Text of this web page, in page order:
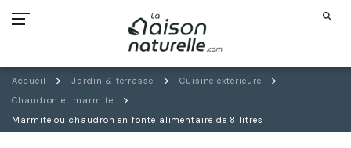
search
Accueil Jardin & terrasse
Cuisine extérieure
Chaudron et marmite
Marmite ou chaudron en fonte alimentaire de 8 litres